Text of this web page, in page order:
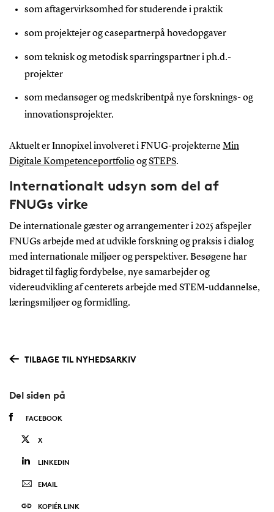
som aftagervirksomhed for studerende i praktik
som projektejer ogcasepartnerpå hovedopgaver
som teknisk og metodisk sparringspartner i ph.d.-
projekter
som medansøger ogmedskribentpå nye forsknings- og
innovationsprojekter.
Aktuelt er Innopixel involveret i FNUG-projekterne Min
Digitale KompetenceportfolioogSTEPS.
Internationalt udsyn som del af
FNUGs virke
De internationale gæster og arrangementer i 2025 afspejler
FNUGs arbejde med at udvikle forskning og praksis i dialog
med internationale miljøer og perspektiver. Besøgene har
bidraget til faglig fordybelse, nye samarbejder og
videreudvikling af centerets arbejde med STEM-uddannelse,
læringsmiljøer og formidling.
TILBAGE TIL NYHEDSARKIV
Del siden på
FACEBOOK
X
LINKEDIN
EMAIL
KOPIÉR LINK